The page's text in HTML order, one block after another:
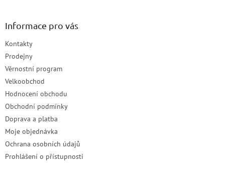
Informace pro vás
Kontakty
Prodejny
Věrnostní program
Velkoobchod
Hodnocení obchodu
Obchodní podmínky
Doprava a platba
Moje objednávka
Ochrana osobních údajů
Prohlášení o přístupnosti